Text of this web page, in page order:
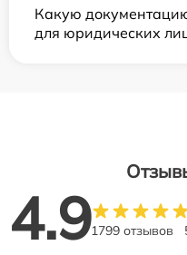
Какую
для юридических
4.91799 отзывов